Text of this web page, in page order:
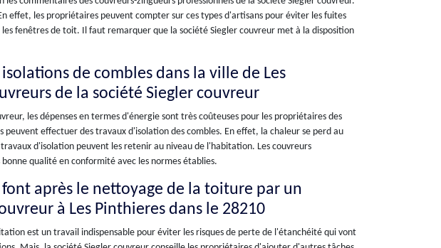
effet, les propriétaires peuvent compter sur ces types d'artisans pour éviter les fuites
fenêtres de toit. Il faut remarquer que la société Siegler couvreur met à la disposition
de combles dans la ville de Les
de la société Siegler couvreur
les dépenses en termes d'énergie sont très coûteuses pour les propriétaires des
peuvent effectuer des travaux d'isolation des combles. En effet, la chaleur se perd au
d'isolation peuvent les retenir au niveau de l'habitation. Les couvreurs
qualité en conformité avec les normes établies.
après le nettoyage de la toiture par un
à Les Pinthieres dans le 28210
est un travail indispensable pour éviter les risques de perte de l'étanchéité qui vont